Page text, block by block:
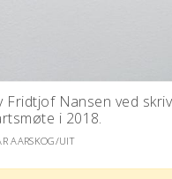
Fridtjof Nansen ved
i 2018.
AARSKOG/UIT